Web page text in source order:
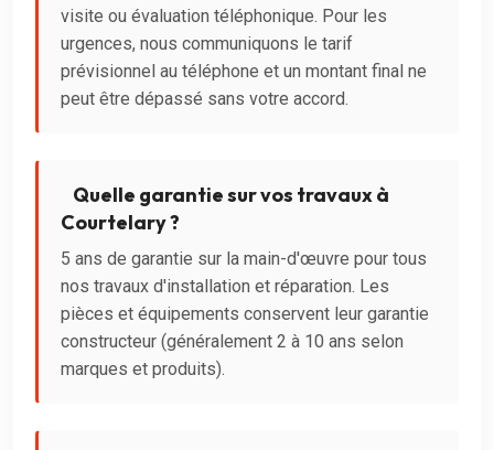
visite ou évaluation téléphonique. Pour les
urgences, nous communiquons le tarif
prévisionnel au téléphone et un montant final ne
peut être dépassé sans votre accord.
Quelle garantie sur vos travaux à
Courtelary ?
5 ans de garantie sur la main-d'œuvre pour tous
nos travaux d'installation et réparation. Les
pièces et équipements conservent leur garantie
constructeur (généralement 2 à 10 ans selon
marques et produits).